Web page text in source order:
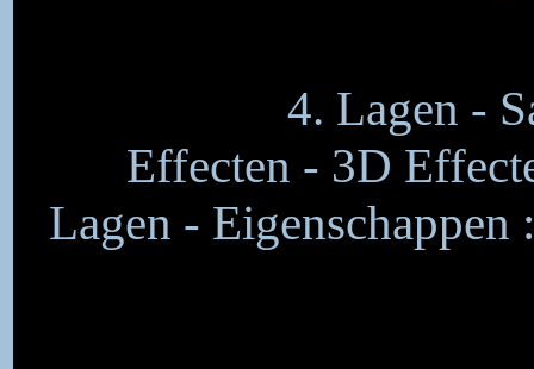
4. Lagen -
Effecten - 3D
Lagen -